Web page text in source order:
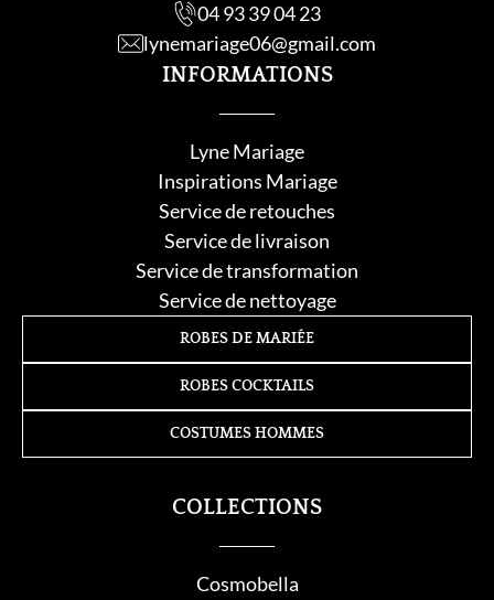
04 93 39 04 23
lynemariage06@gmail.com
INFORMATIONS
Lyne Mariage
Inspirations Mariage
Service de retouches
Service de livraison
Service de transformation
Service de nettoyage
COLLECTIONS
Cosmobella
ROBES DE MARIÉE
ROBES COCKTAILS
COSTUMES HOMMES